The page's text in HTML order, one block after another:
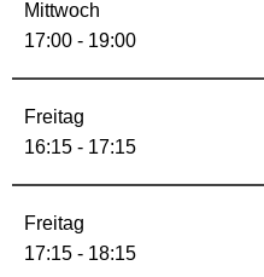
Mittwoch
17:00 - 19:00
Freitag
16:15 - 17:15
Freitag
17:15 - 18:15